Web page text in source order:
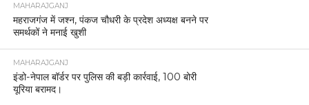
MAHARAJGANJ
महराजगंज में जश्न, पंकज चौधरी के प्रदेश अध्यक्ष बनने पर
समर्थकों ने मनाई खुशी
MAHARAJGANJ
इंडो-नेपाल बॉर्डर पर पुलिस की बड़ी कार्रवाई, 100 बोरी
यूरिया बरामद।